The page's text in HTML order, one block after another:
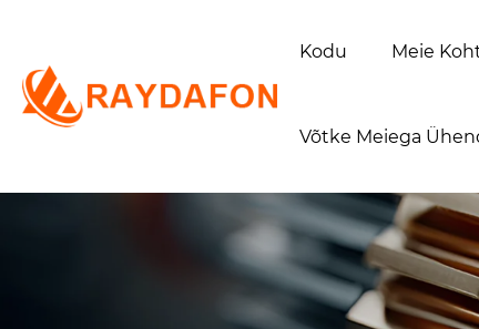
Kodu Meie
Võtke Meiega